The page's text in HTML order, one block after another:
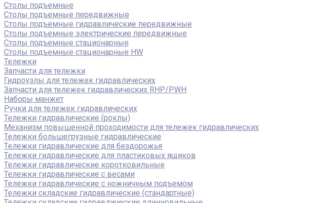
Столы подъемные
Столы подъемные передвижные
Столы подъемные гидравлические передвижные
Столы подъемные электрические передвижные
Столы подъемные стационарные
Столы подъемные стационарные HW
Тележки
Запчасти для тележки
Гидроузлы для тележек гидравлических
Запчасти для тележек гидравлических RHP/PWH
Наборы манжет
Ручки для тележек гидравлических
Тележки гидравлические (роклы)
Механизм повышенной проходимости для тележек гидравлических
Тележки большегрузные гидравлические
Тележки гидравлические для бездорожья
Тележки гидравлические для пластиковых ящиков
Тележки гидравлические коротковильные
Тележки гидравлические с весами
Тележки гидравлические с ножничным подъемом
Тележки складские гидравлические (стандартные)